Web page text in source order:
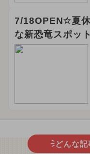
7/18OPEN☆夏
な新恐竜スポット
どんな記